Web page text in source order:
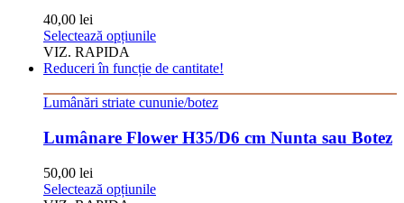
pagina
40,00 lei
Selectează opțiunileAcest
are
multe
Opțiunile
pot
în
VIZ. RAPIDA
Reduceri în funcție de cantitate!
Lumânări striate cununie/botez
Lumânare Flower H35/D6 cm Nunta sau Botez
50,00 lei
Selectează opțiunileAcest